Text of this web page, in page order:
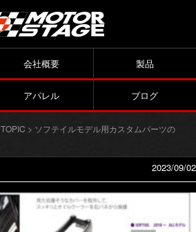
会社概要 製品
アパレル ブログ
TOPIC > ソフテイルモデル用カスタムパーツの
2023/09/02